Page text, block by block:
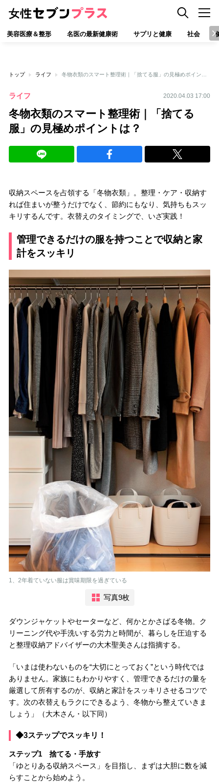
美容医療＆整形 名医の最新健康術 サプリと健康 社会
トップ ライフ
ライフ 2020.04.03 17:00
冬物衣類のスマート整理術｜「捨てる
服」の見極めポイントは？
収納スペースを占領する「冬物衣類」。整理・ケア・収納す
れば住まいが整うだけでなく、節約にもなり、気持ちもスッ
キリするんです。衣替えのタイミングで、いざ実践！
管理できるだけの服を持つことで収納と家
計をスッキリ
1、2年着ていない服は賞味期限を過ぎている
写真9枚
ダウンジャケットやセーターなど、何かとかさばる冬物。ク
リーニング代や手洗いする労力と時間が、暮らしを圧迫する
と整理収納アドバイザーの大木聖美さんは指摘する。
「いまは使わないものを“大切にとっておく”という時代では
ありません。家族にもわかりやすく、管理できるだけの量を
厳選して所有するのが、収納と家計をスッキリさせるコツで
す。次の衣替えもラクにできるよう、冬物から整えていきま
しょう」（大木さん・以下同）
◆3ステップでスッキリ！
ステップ1 捨てる・手放す
「ゆとりある収納スペース」を目指し、まずは大胆に数を減
らすことから始めよう。